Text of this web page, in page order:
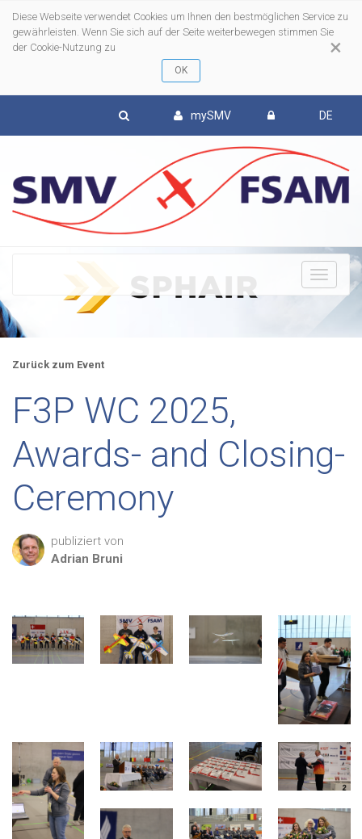
×
Diese Webseite verwendet Cookies um Ihnen den bestmöglichen Service zu
gewährleisten. Wenn Sie sich auf der Seite weiterbewegen stimmen Sie
der Cookie-Nutzung zu
mySMV DE
Zurück zum Event
F3P WC 2025,
Awards- and Closing-
Ceremony
publiziert von
Adrian Bruni